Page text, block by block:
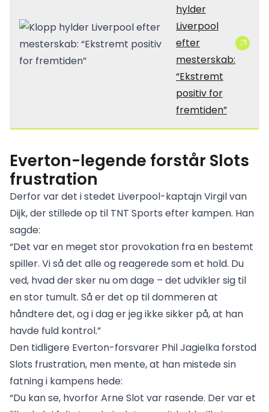
hylder
Liverpool
efter
mesterskab:
“Ekstremt
positiv for
fremtiden”
Everton-legende forstår Slots
frustration
Derfor var det i stedet Liverpool-kaptajn Virgil van
Dijk, der stillede op til TNT Sports efter kampen. Han
sagde:
“Det var en meget stor provokation fra en bestemt
spiller. Vi så det alle og reagerede som et hold. Du
ved, hvad der sker nu om dage – det udvikler sig til
en stor tumult. Så er det op til dommeren at
håndtere det, og i dag er jeg ikke sikker på, at han
havde fuld kontrol.”
Den tidligere Everton-forsvarer Phil Jagielka forstod
Slots frustration, men mente, at han mistede sin
fatning i kampens hede:
“Du kan se, hvorfor Arne Slot var rasende. Der var et